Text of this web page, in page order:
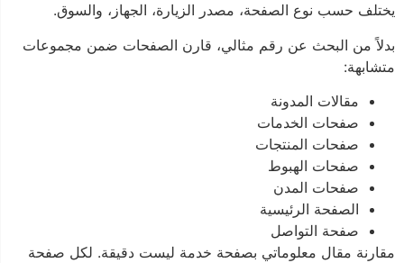
يختلف حسب نوع الصفحة، مصدر الزيارة، الجهاز، والسوق.
بدلاً من البحث عن رقم مثالي، قارن الصفحات ضمن مجموعات
متشابهة:
مقالات المدونة
صفحات الخدمات
صفحات المنتجات
صفحات الهبوط
صفحات المدن
الصفحة الرئيسية
صفحة التواصل
مقارنة مقال معلوماتي بصفحة خدمة ليست دقيقة. لكل صفحة